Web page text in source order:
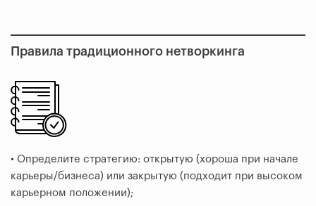
Правила традиционного нетворкинга
• Определите стратегию: открытую (хороша при начале
карьеры/бизнеса) или закрытую (подходит при высоком
карьерном положении);